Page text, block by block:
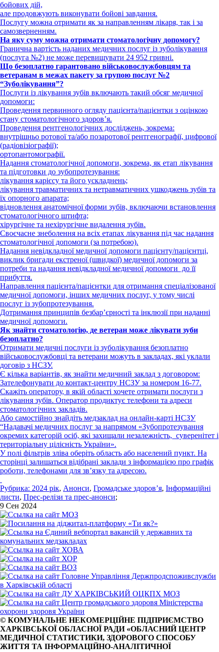
бойових дій,
але продовжують виконувати бойові завдання.
Послугу можна отримати як за направленням лікаря, так і за
самозверненням.
На яку суму можна отримати стоматологічну допомогу?
Гранична вартість наданих медичних послуг із зуболікування
(послуга №2) не може перевищувати 24 952 гривні.
Що безоплатно гарантовано військовослужбовцям та
ветеранам в межах пакету за групою послуг №2
“Зуболікування”?
Послуги із лікування зубів включають такий обсяг медичної
допомоги:
Проведення первинного огляду пацієнта/пацієнтки з оцінкою
стану стоматологічного здоров’я.
Проведення рентгенологічних досліджень, зокрема:
внутрішньо ротової та/або позаротової рентгенографії, цифрової
(радіовізіографії);
ортопантомографії.
Надання стоматологічної допомоги, зокрема, як етап лікування
та підготовки до зубопротезування:
лікування карієсу та його ускладнень;
лікування травматичних та нетравматичних ушкоджень зубів та
їх опорного апарата;
відновлення анатомічної форми зубів, включаючи встановлення
стоматологічного штифта;
хірургічне та нехірургічне видалення зубів.
Своєчасне знеболення на всіх етапах лікування під час надання
стоматологічної допомоги (за потребою).
Надання невідкладної медичної допомоги пацієнту/пацієнтці,
виклик бригади екстреної (швидкої) медичної допомоги за
потреби та надання невідкладної медичної допомоги до її
прибуття.
Направлення пацієнта/пацієнтки для отримання спеціалізованої
медичної допомоги, інших медичних послуг, у тому числі
послуг із зубопротезування.
Дотримання принципів безбар’єрності та інклюзії при наданні
медичної допомоги.
Як знайти стоматологію, де ветеран може лікувати зуби
безоплатно?
Отримати медичні послуги із зуболікування безоплатно
військовослужбовці та ветерани можуть в закладах, які уклали
договір з НСЗУ.
Є кілька варіантів, як знайти медичний заклад з договором:
Зателефонувати до контакт-центру НСЗУ за номером 16-77.
Скажіть оператору, в якій області хочете отримати послуги з
лікування зубів. Оператор продиктує телефони та адреси
стоматологічних закладів.
Або самостійно знайдіть медзаклад на онлайн-карті НСЗУ
“Надавачі медичних послуг за напрямом «Зубопротезування
окремих категорій осіб, які захищали незалежність, суверенітет і
територіальну цілісність України».
У полі фільтрів зліва оберіть область або населений пункт. На
сторінці залишаться відібрані заклади з інформацією про графік
роботи, телефонами для зв’язку та адресою.
Рубрика: 2024 рік, Анонси, Громадське здоров’я, Інформаційні
листи, Прес-релізи та прес-анонси;
9 Сен 2024
© КОМУНАЛЬНЕ НЕКОМЕРЦІЙНЕ ПІДПРИЄМСТВО
ХАРКІВСЬКОЇ ОБЛАСНОЇ РАДИ «ОБЛАСНИЙ ЦЕНТР
МЕДИЧНОЇ СТАТИСТИКИ, ЗДОРОВОГО СПОСОБУ
ЖИТТЯ ТА ІНФОРМАЦІЙНО-АНАЛІТИЧНОЇ